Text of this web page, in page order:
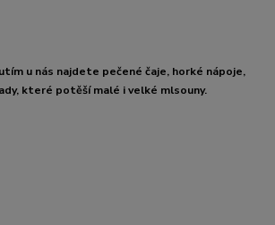
u nás najdete pečené čaje, horké nápoje,
které potěší malé i velké mlsouny.